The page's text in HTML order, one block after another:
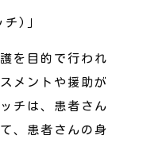
)」
を目的で行われ
メントや援助が
チは、患者さん
、患者さんの身